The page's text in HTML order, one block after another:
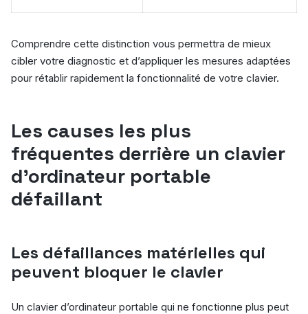
Comprendre cette distinction vous permettra de mieux
cibler votre diagnostic et d’appliquer les mesures adaptées
pour rétablir rapidement la fonctionnalité de votre clavier.
Les causes les plus
fréquentes derrière un clavier
d’ordinateur portable
défaillant
Les défaillances matérielles qui
peuvent bloquer le clavier
Un clavier d’ordinateur portable qui ne fonctionne plus peut